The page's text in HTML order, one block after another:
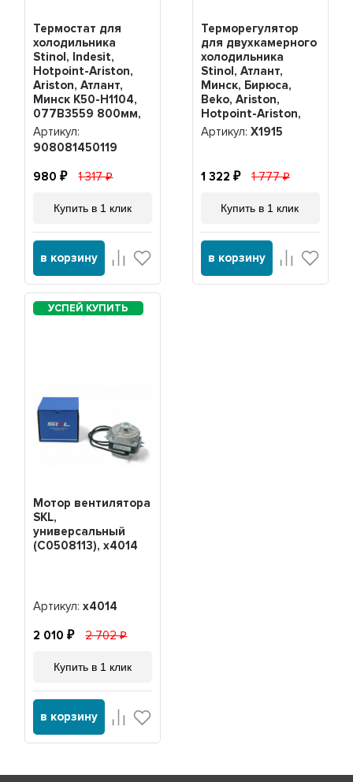
Термостат для
холодильника
Stinol, Indesit,
Hotpoint-Ariston,
Ariston, Атлант,
Минск K50-H1104,
077B3559 800мм,
908081450119
Артикул:
908081450119
980 1 317
Купить в 1 клик
в корзину
Терморегулятор
для двухкамерного
холодильника
Stinol, Атлант,
Минск, Бирюса,
Beko, Ariston,
Hotpoint-Ariston,
Beko, Indesit K56-
L1915, Х1915
Артикул: Х1915
1 322 1 777
Купить в 1 клик
в корзину
Мотор вентилятора
SKL,
универсальный
(C0508113), x4014
Артикул:x4014
2 010 2 702
Купить в 1 клик
в корзину